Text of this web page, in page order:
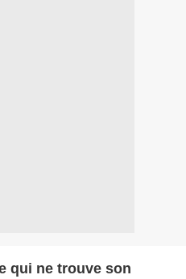
qui ne trouve son